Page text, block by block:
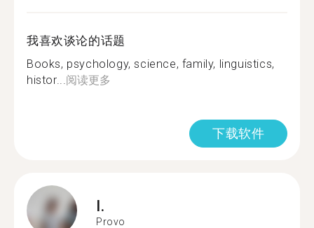
我喜欢谈论的话题
Books, psychology, science, family, linguistics,
histor...阅读更多
下载软件
I.
Provo